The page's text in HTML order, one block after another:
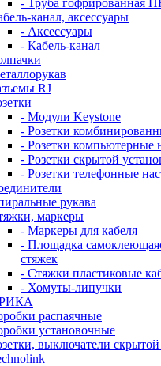
- Труба гофрированная
канал, аксессуары
- Аксессуары
- Кабель-канал
RJ
- Модули Keystone
- Розетки
- Розетки компьютерные
- Розетки скрытой
- Розетки телефонные
рукава
маркеры
- Маркеры для кабеля
- Площадка
стяжек
- Стяжки пластиковые
- Хомуты-липучки
распаячные
установочные
выключатели скрытой